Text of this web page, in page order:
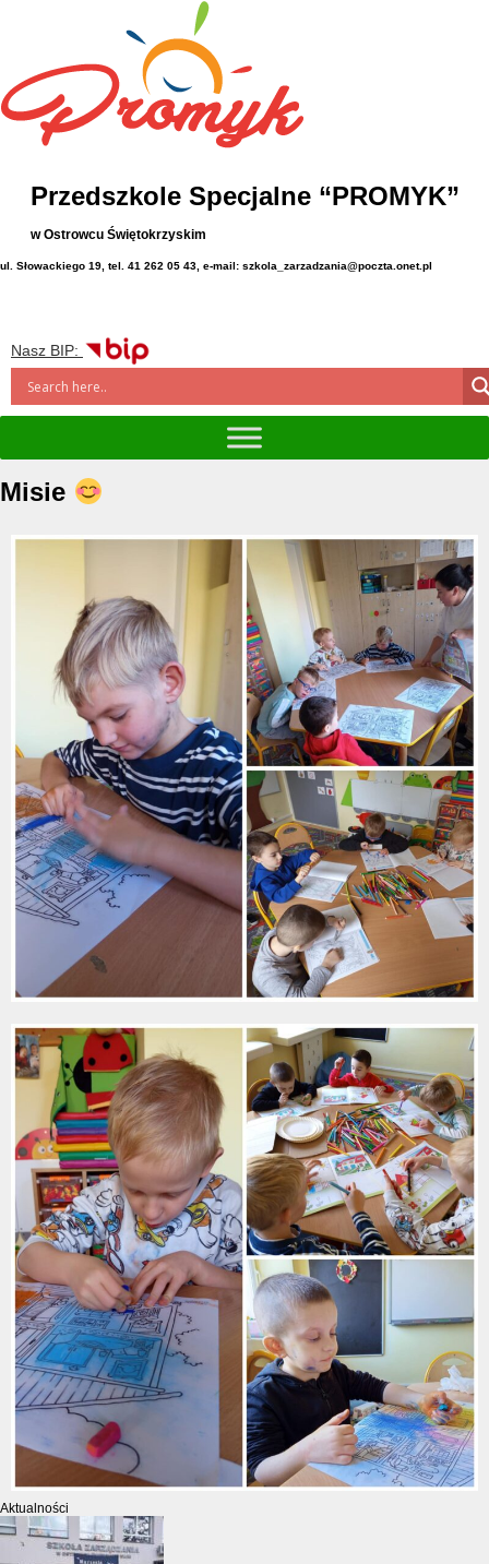
Przedszkole Specjalne “PROMYK”
w Ostrowcu Świętokrzyskim
ul. Słowackiego 19, tel. 41 262 05 43, e-mail: szkola_zarzadzania@poczta.onet.pl
Nasz BIP:
Misie
Aktualności